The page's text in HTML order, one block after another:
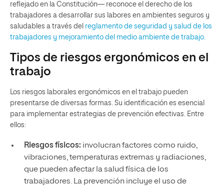
reflejado en la Constitución— reconoce el derecho de los
trabajadores a desarrollar sus labores en ambientes seguros y
saludables a través del reglamento de seguridad y salud de los
trabajadores y mejoramiento del medio ambiente de trabajo.
Tipos de riesgos ergonómicos en el
trabajo
Los riesgos laborales ergonómicos en el trabajo pueden
presentarse de diversas formas. Su identificación es esencial
para implementar estrategias de prevención efectivas. Entre
ellos:
Riesgos físicos: involucran factores como ruido,
vibraciones, temperaturas extremas y radiaciones,
que pueden afectar la salud física de los
trabajadores. La prevención incluye el uso de